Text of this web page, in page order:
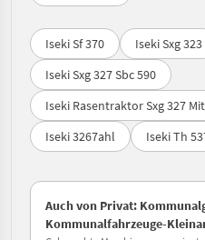
Iseki Sf 370 Iseki Sxg 323
Iseki Sxg 327 Sbc 590
Iseki Rasentraktor Sxg 327
Iseki 3267ahl
Iseki Th
Auch von Privat:
Kommunalfahrzeuge-